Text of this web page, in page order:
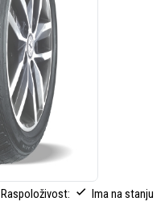
Raspoloživost: Ima na stanju